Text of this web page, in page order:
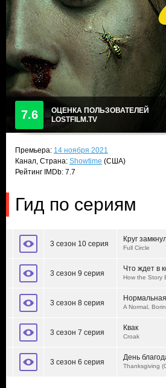
7.6
ОЦЕНКА ПОЛЬЗОВАТЕЛЕЙ
LOSTFILM.TV
Премьера: 14 ноября 2021
Канал, Страна: Showtime (США)
Рейтинг IMDb: 7.7
Гид по сериям
3 сезон 10 серия
Круг
Full Circle
3 сезон 9 серия
Что ждет в
How the Story
3 сезон 8 серия A Normal,
3 сезон 7 серия
Квак
Croak
3 сезон 6 серия
День
Thanksgiving